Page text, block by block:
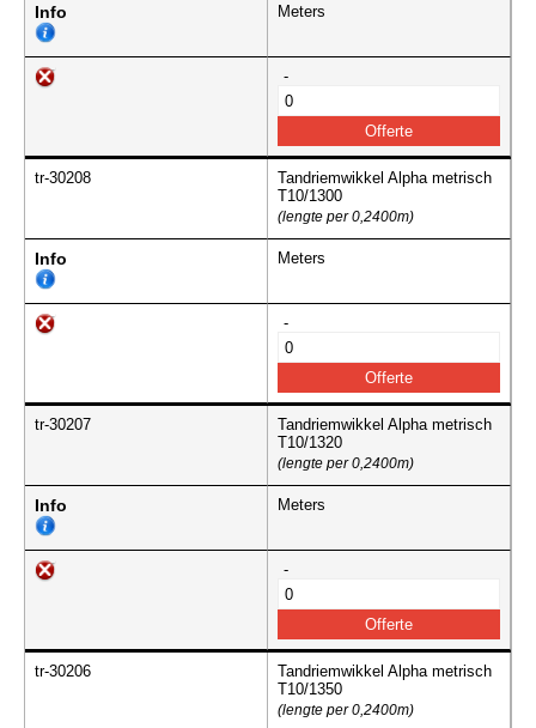
Info Meters
-
tr-30208
Tandriemwikkel Alpha metrisch
T10/1300
(lengte per 0,2400m)
Info Meters
-
tr-30207
Tandriemwikkel Alpha metrisch
T10/1320
(lengte per 0,2400m)
Info Meters
-
tr-30206
Tandriemwikkel Alpha metrisch
T10/1350
(lengte per 0,2400m)